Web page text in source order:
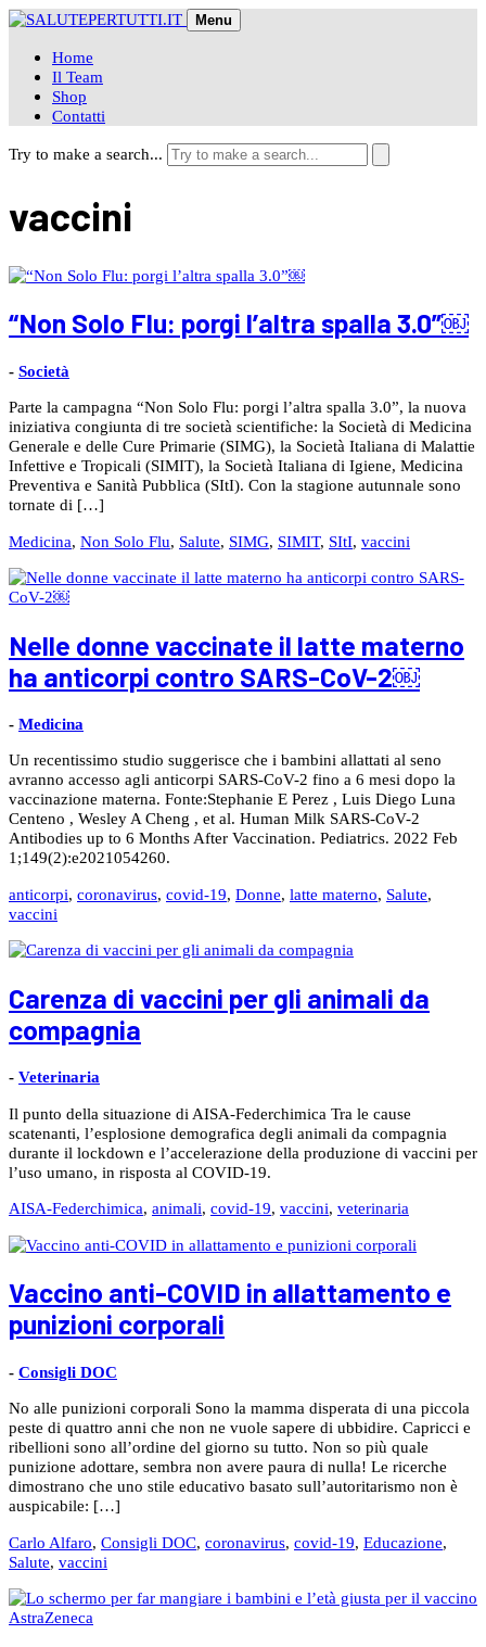
Skip
content
Menu
Home
Il Team
Shop
Contatti
Try to make a search...
vaccini
“Non Solo Flu: porgi l’altra spalla 3.0”￼
- Società
Parte la campagna “Non Solo Flu: porgi l’altra spalla 3.0”, la nuova
iniziativa congiunta di tre società scientifiche: la Società di Medicina
Generale e delle Cure Primarie (SIMG), la Società Italiana di Malattie
Infettive e Tropicali (SIMIT), la Società Italiana di Igiene, Medicina
Preventiva e Sanità Pubblica (SItI). Con la stagione autunnale sono
tornate di […]
Medicina, Non Solo Flu, Salute, SIMG, SIMIT, SItI, vaccini
Nelle donne vaccinate il latte materno
ha anticorpi contro SARS-CoV-2￼
- Medicina
Un recentissimo studio suggerisce che i bambini allattati al seno
avranno accesso agli anticorpi SARS-CoV-2 fino a 6 mesi dopo la
vaccinazione materna. Fonte:Stephanie E Perez , Luis Diego Luna
Centeno , Wesley A Cheng , et al. Human Milk SARS-CoV-2
Antibodies up to 6 Months After Vaccination. Pediatrics. 2022 Feb
1;149(2):e2021054260.
anticorpi, coronavirus, covid-19, Donne, latte materno, Salute,
vaccini
Carenza di vaccini per gli animali da
compagnia
- Veterinaria
Il punto della situazione di AISA-Federchimica Tra le cause
scatenanti, l’esplosione demografica degli animali da compagnia
durante il lockdown e l’accelerazione della produzione di vaccini per
l’uso umano, in risposta al COVID-19.
AISA-Federchimica, animali, covid-19, vaccini, veterinaria
Vaccino anti-COVID in allattamento e
punizioni corporali
- Consigli DOC
No alle punizioni corporali Sono la mamma disperata di una piccola
peste di quattro anni che non ne vuole sapere di ubbidire. Capricci e
ribellioni sono all’ordine del giorno su tutto. Non so più quale
punizione adottare, sembra non avere paura di nulla! Le ricerche
dimostrano che uno stile educativo basato sull’autoritarismo non è
auspicabile: […]
Carlo Alfaro, Consigli DOC, coronavirus, covid-19, Educazione,
Salute, vaccini